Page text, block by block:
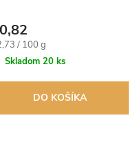
/ 100 g
Skladom 20 ks
DO KOŠÍKA